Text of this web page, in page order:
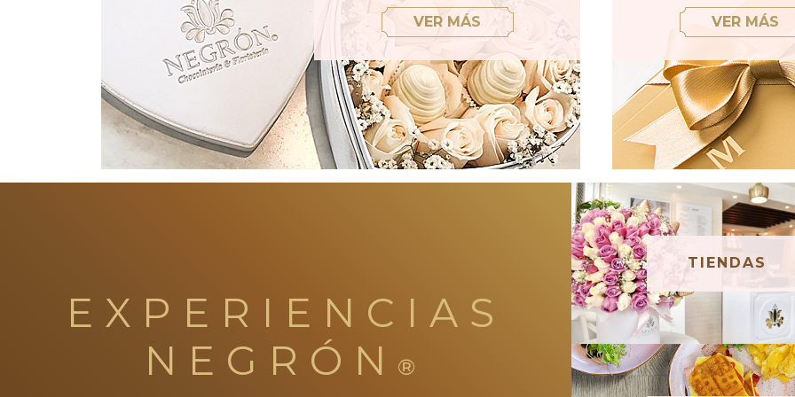
VER MÁS VER MÁS
EXPERIENCIAS
NEGRÓN
®
TIENDAS